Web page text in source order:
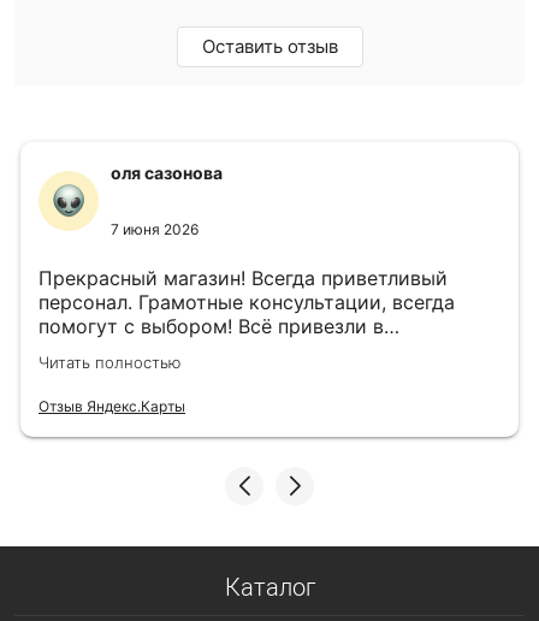
Оставить отзыв
оля сазонова
7 июня 2026
Прекрасный магазин! Всегда приветливый
персонал. Грамотные консультации, всегда
помогут с выбором! Всё привезли в
назначенный день!
Читать полностью
Отзыв Яндекс.Карты
Каталог